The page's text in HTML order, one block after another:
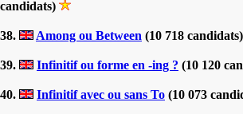
candidats)
38. Among ou Between (10 718 candidats)
39. Infinitif ou forme en -ing ? (10 120
40. Infinitif avec ou sans To (10 073